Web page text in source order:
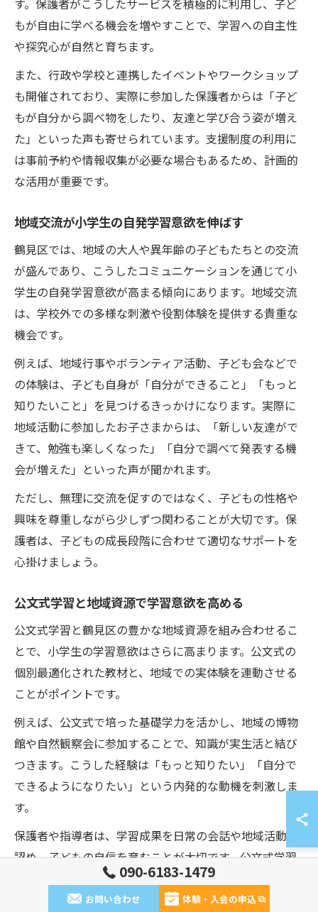
す。保護者がこうしたサービスを積極的に利用し、子ど
もが自由に学べる機会を増やすことで、学習への自主性
や探究心が自然と育ちます。
また、行政や学校と連携したイベントやワークショップ
も開催されており、実際に参加した保護者からは「子ど
もが自分から調べ物をしたり、友達と学び合う姿が増え
た」といった声も寄せられています。支援制度の利用に
は事前予約や情報収集が必要な場合もあるため、計画的
な活用が重要です。
地域交流が小学生の自発学習意欲を伸ばす
鶴見区では、地域の大人や異年齢の子どもたちとの交流
が盛んであり、こうしたコミュニケーションを通じて小
学生の自発学習意欲が高まる傾向にあります。地域交流
は、学校外での多様な刺激や役割体験を提供する貴重な
機会です。
例えば、地域行事やボランティア活動、子ども会などで
の体験は、子ども自身が「自分ができること」「もっと
知りたいこと」を見つけるきっかけになります。実際に
地域活動に参加したお子さまからは、「新しい友達がで
きて、勉強も楽しくなった」「自分で調べて発表する機
会が増えた」といった声が聞かれます。
ただし、無理に交流を促すのではなく、子どもの性格や
興味を尊重しながら少しずつ関わることが大切です。保
護者は、子どもの成長段階に合わせて適切なサポートを
心掛けましょう。
公文式学習と地域資源で学習意欲を高める
公文式学習と鶴見区の豊かな地域資源を組み合わせるこ
とで、小学生の学習意欲はさらに高まります。公文式の
個別最適化された教材と、地域での実体験を連動させる
ことがポイントです。
例えば、公文式で培った基礎学力を活かし、地域の博物
館や自然観察会に参加することで、知識が実生活と結び
つきます。こうした経験は「もっと知りたい」「自分で
できるようになりたい」という内発的な動機を刺激しま
す。
保護者や指導者は、学習成果を日常の会話や地域活動で
認め、子どもの自信を育むことが大切です。公文式学習
と地域資源の相乗効果を意識した環境づくりが、鶴見区
における「自分から学習」する力の伸長につながりま
090-6183-1479
お問い合わせ 体験・入会の申込